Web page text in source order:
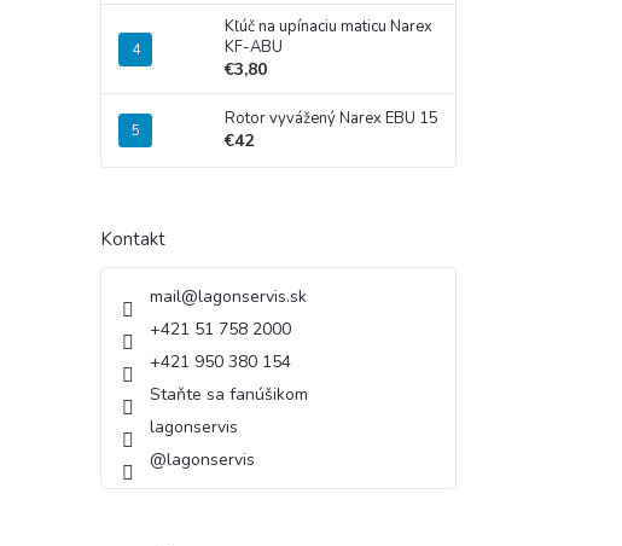
Kľúč na upínaciu maticu Narex
KF-ABU
€3,80
Rotor vyvážený Narex EBU 15
€42
Kontakt
mail@lagonservis.sk
+421 51 758 2000
+421 950 380 154
Staňte sa fanúšikom
lagonservis
@lagonservis